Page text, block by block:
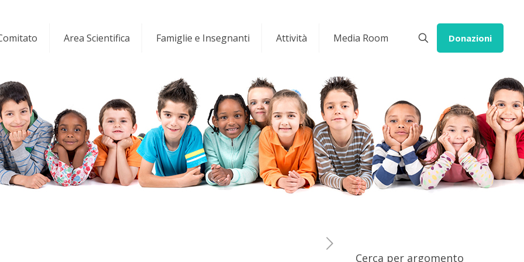
Area Scientifica Famiglie e Insegnanti Attività Media Room Donazioni
Cerca per argomento